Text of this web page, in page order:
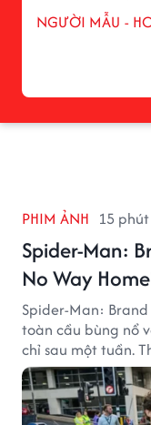
NGƯỜI MẪU -
PHIM ẢNH 15
Spider-Man:
No Way
Spider-Man:
toàn cầu bùng nổ
chỉ sau một tuần.
đặt câu hỏi liệu bộ
phá kỷ lục mà No